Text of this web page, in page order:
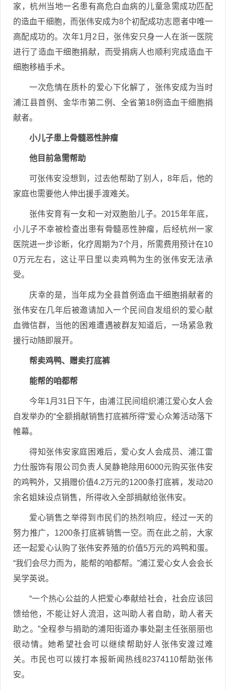
家，杭州当地一名患有高危白血病的儿童急需成功匹配
的造血干细胞，而张伟安成为8个初配成功志愿者中唯一
高配成功的。次年1月2日，张伟安只身一人在浙一医院
进行了造血干细胞捐献，而受捐病人也顺利完成造血干
细胞移植手术。
一次危情在质朴的爱心下化解了，张伟安成为当时
浦江县首例、金华市第二例、全省第18例造血干细胞捐
献者。
小儿子患上骨髓恶性肿瘤
他目前急需帮助
可张伟安没想到，过去他帮助了别人，8年后，他的
家庭也需要他人伸出援手渡难关。
张伟安育有一女和一对双胞胎儿子。2015年年底，
小儿子不幸被检查出患有骨髓恶性肿瘤，后经杭州一家
医院进一步诊断，化疗周期为7个月，所需费用预计在10
0万元左右，这让平日里以卖鸡鸭为生的张伟安无法承
受。
庆幸的是，当年成为全县首例造血干细胞捐献者的
张伟安在几年后被邀请加入一个民间自发组织的爱心献
血微信群，当他的困难遭遇被群友知道后，一场紧急救
援行动随即展开。
帮卖鸡鸭、赠卖打底裤
能帮的咱都帮
今年1月31日下午，由浦江民间组织浦江爱心女人会
自发举办的“全额捐献销售打底裤所得”爱心众筹活动落下
帷幕。
得知张伟安家庭困难后，爱心女人会成员、浦江雷
力仕服饰有限公司负责人吴静艳除用6000元购买张伟安
的鸡鸭外，又捐赠价值4.2万元的1200条打底裤，发动20
余名姐妹设点销售，所得收入全部捐献给张伟安。
爱心销售之举得到市民们的热烈响应，经过一天的
努力推广，1200条打底裤销售一空。而在此之前，大家
还一起爱心认购了张伟安养殖的价值5万元的鸡鸭和蛋。
“我们会尽力而为，能帮的咱都帮。”浦江爱心女人会会长
吴学英说。
“一个热心公益的人把爱心奉献给社会，社会应该回
馈给他，不能让好人流泪，这叫助人者自助，助人者天
助之。”全程参与捐助的浦阳街道办事处副主任张丽丽也
很动情。她希望社会可以继续帮助好人张伟安渡过难
关。市民也可以拨打本报新闻热线82374110帮助张伟
安。